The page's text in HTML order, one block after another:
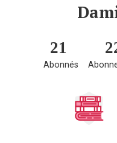
21
Abonnés